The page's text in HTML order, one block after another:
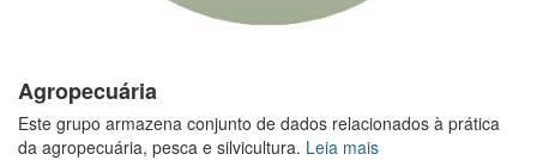
Agropecuária
Este grupo armazena conjunto de dados relacionados à prática
da agropecuária, pesca e silvicultura. Leia mais